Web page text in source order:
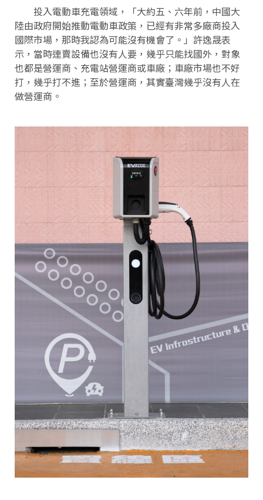
投入電動車充電領域，「大約五、六年前，中國大
陸由政府開始推動電動車政策，已經有非常多廠商投入
國際市場，那時我認為可能沒有機會了。」許逸晟表
示，當時連賣設備也沒有人要，幾乎只能找國外，對象
也都是營運商、充電站營運商或車廠；車廠市場也不好
打，幾乎打不進；至於營運商，其實臺灣幾乎沒有人在
做營運商。